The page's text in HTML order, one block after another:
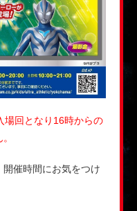
回となり16時からの
催時間にお気をつけ